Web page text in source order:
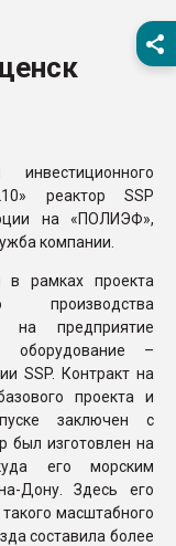
28.07.2026
ПЕРЕЙТИ НА
реактор SSP
на «ПОЛИЭФ»,
компании.
рамках проекта
на предприятие
оборудование –
SSP. Контракт на
проекта и
заключен с
был изготовлен на
его морским
Дону. Здесь его
масштабного
составила более